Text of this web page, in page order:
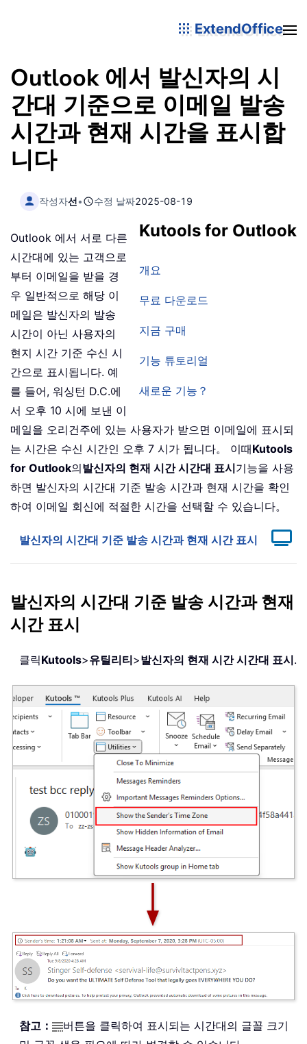
ExtendOffice
Outlook 에서 발신자의 시
간대 기준으로 이메일 발송
시간과 현재 시간을 표시합
니다
작성자선• 수정 날짜2025-08-19
Kutools for Outlook
개요
무료 다운로드
지금 구매
기능 튜토리얼
새로운 기능？
Outlook 에서 서로 다른
시간대에 있는 고객으로
부터 이메일을 받을 경
우 일반적으로 해당 이
메일은 발신자의 발송
시간이 아닌 사용자의
현지 시간 기준 수신 시
간으로 표시됩니다. 예
를 들어, 워싱턴 D.C.에
서 오후 10 시에 보낸 이
메일을 오리건주에 있는 사용자가 받으면 이메일에 표시되
는 시간은 수신 시간인 오후 7 시가 됩니다。 이때Kutools
for Outlook의발신자의 현재 시간 시간대 표시기능을 사용
하면 발신자의 시간대 기준 발송 시간과 현재 시간을 확인
하여 이메일 회신에 적절한 시간을 선택할 수 있습니다。
발신자의 시간대 기준 발송 시간과 현재 시간 표시
발신자의 시간대 기준 발송 시간과 현재
시간 표시
클릭Kutools>유틸리티>발신자의 현재 시간 시간대 표시.
참고：
버튼을 클릭하여 표시되는 시간대의 글꼴 크기